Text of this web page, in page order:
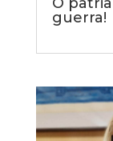
guerra!